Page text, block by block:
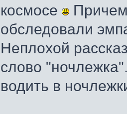
космосе
обследовали
Неплохой
слово
водить в